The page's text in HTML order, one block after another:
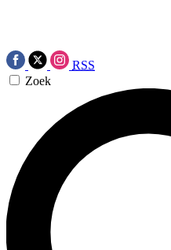
RSS
Zoek